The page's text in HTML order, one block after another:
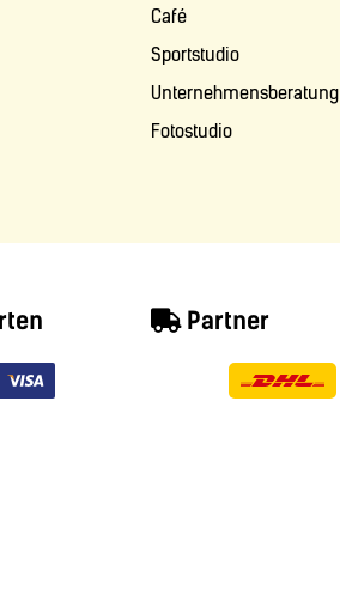
Café
Sportstudio
Unternehmensberatung
Fotostudio
Partner